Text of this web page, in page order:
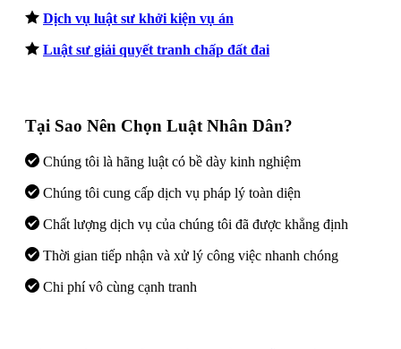
Dịch vụ luật sư khởi kiện vụ án
Luật sư giải quyết tranh chấp đất đai
Tại Sao Nên Chọn Luật Nhân Dân?
Chúng tôi là hãng luật có bề dày kinh nghiệm
Chúng tôi cung cấp dịch vụ pháp lý toàn diện
Chất lượng dịch vụ của chúng tôi đã được khẳng định
Thời gian tiếp nhận và xử lý công việc nhanh chóng
Chi phí vô cùng cạnh tranh